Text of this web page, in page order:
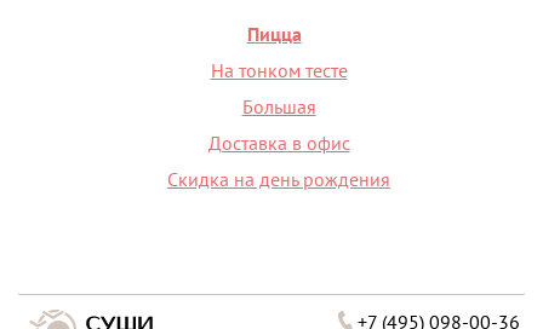
Пицца
На тонком тесте
Большая
Доставка в офис
Скидка на день рождения
+7 (495) 098-00-36